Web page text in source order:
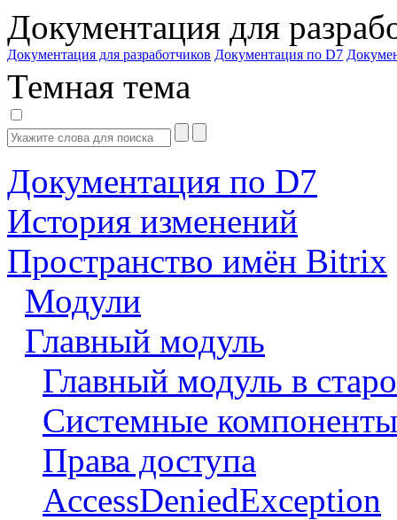
Документация для
Документация для разработчиков Документация по D7
Темная тема
Документация по D7
История изменений
Пространство имён Bitrix
Модули
Главный модуль
Главный модуль в
Системные компоненты
Права доступа
AccessDeniedException